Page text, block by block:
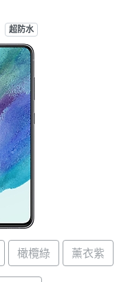
超防水
橄欖綠 薰衣紫